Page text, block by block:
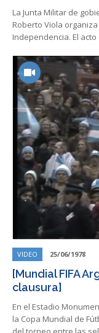
La Junta Militar de
Roberto Viola
Independencia. El
VIDEO 25/06/1978
[Mundial FIFA
clausura]
En el Estadio
la Copa Mundial de